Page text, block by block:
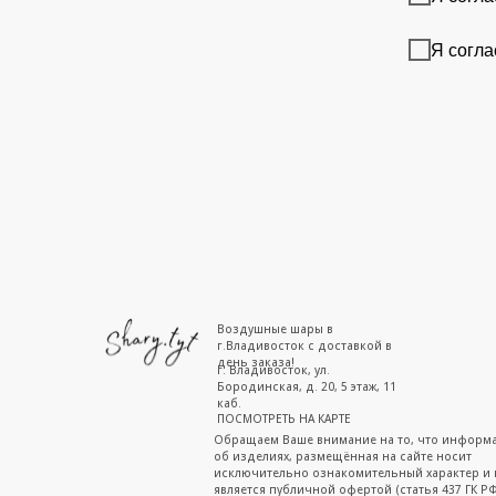
Я
г. Владивосток, ул.
Бородинская, д. 20, 5 этаж, 11
каб.
ПОСМОТРЕТЬ НА КАРТЕ
Воздушные шары в
г.Владивосток с доставкой в
день заказа!
Обращаем Ваше внимание на то, что
об изделиях, размещённая на сайте носит
исключительно ознакомительный характер и
является публичной офертой (статья 437 ГК